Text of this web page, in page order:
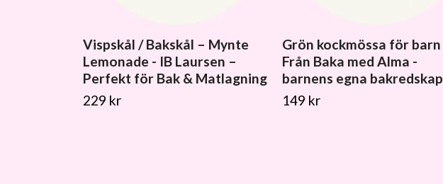
Vispskål / Bakskål – Mynte
Lemonade - IB Laursen –
Perfekt för Bak & Matlagning
229 kr
Grön kockmössa för barn
Från Baka med Alma -
barnens egna
149 kr